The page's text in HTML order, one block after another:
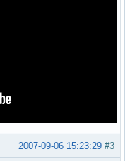
#3
2007-09-06 15:23:29